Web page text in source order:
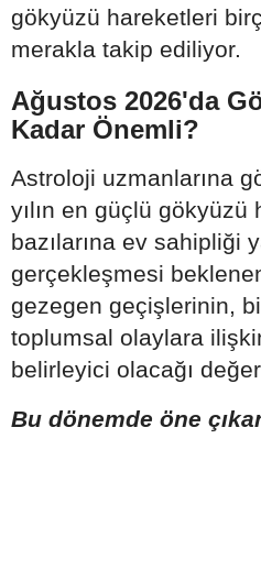
gökyüzü hareketleri
merakla takip ediliyor.
Ağustos 2026'da
Kadar Önemli?
Astroloji uzmanlarına
yılın en güçlü gökyüzü
bazılarına ev sahipliği
gerçekleşmesi
gezegen geçişlerinin,
toplumsal olaylara
belirleyici olacağı
Bu dönemde öne